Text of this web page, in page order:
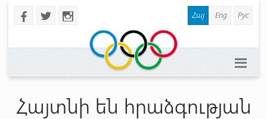
b a x Հայ Eng Рус
Հայտնի են հրաձգության